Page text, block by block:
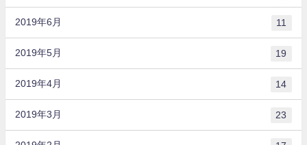
2019年6月 11
2019年5月 19
2019年4月 14
2019年3月 23